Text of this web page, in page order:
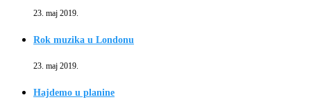
23. maj 2019.
Rok muzika u Londonu
23. maj 2019.
Hajdemo u planine